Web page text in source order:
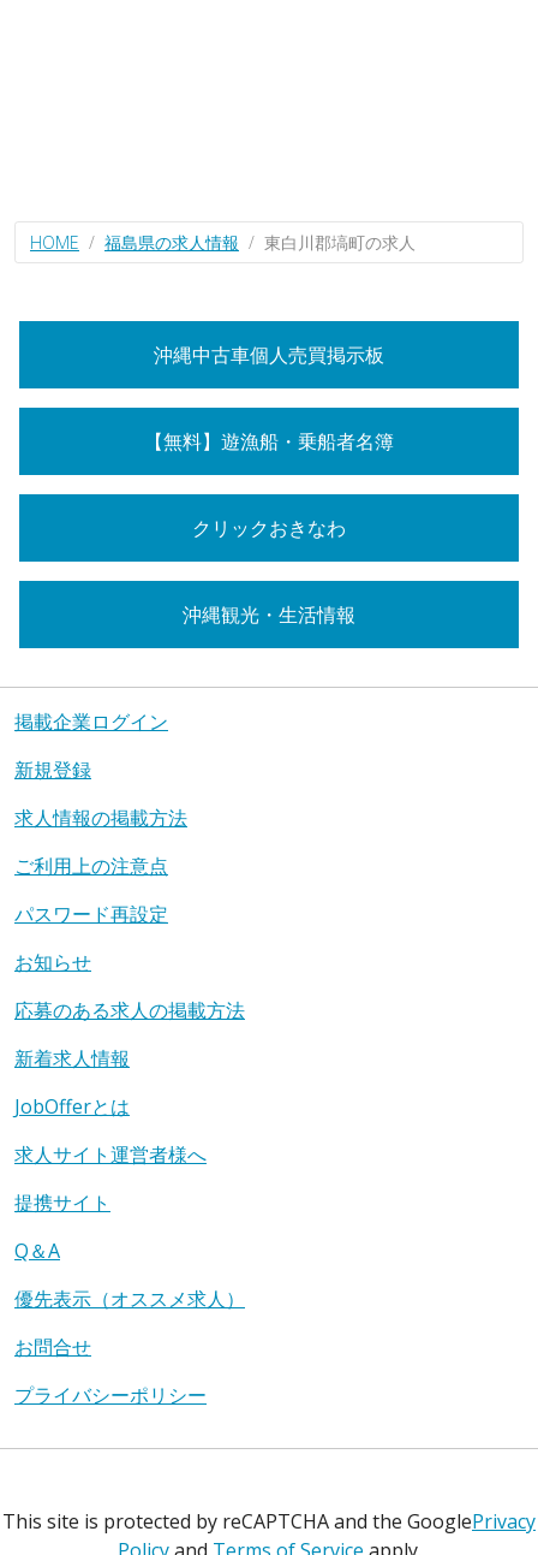
HOME 福島県の求人情報 東白川郡塙町の求人
沖縄中古車個人売買掲示板
【無料】遊漁船・乗船者名簿
クリックおきなわ
沖縄観光・生活情報
掲載企業ログイン
新規登録
求人情報の掲載方法
ご利用上の注意点
パスワード再設定
お知らせ
応募のある求人の掲載方法
新着求人情報
JobOfferとは
求人サイト運営者様へ
提携サイト
Q＆A
優先表示（オススメ求人）
お問合せ
プライバシーポリシー
This site is protected by reCAPTCHA and the GooglePrivacy